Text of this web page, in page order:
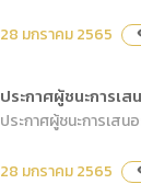
ข้อมู
การ
นโยบ
28 มกราคม 2565
ประกาศผู้ชนะการเ
ประกาศผู้ชนะการเสน
28 มกราคม 2565